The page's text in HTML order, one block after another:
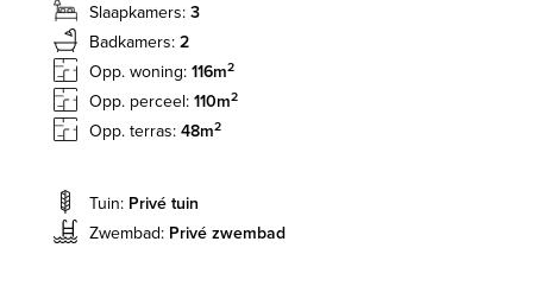
Slaapkamers: 3
Badkamers: 2
Opp. woning: 116m2
Opp. perceel: 110m2
Opp. terras: 48m2
Tuin: Privé tuin
Zwembad: Privé zwembad